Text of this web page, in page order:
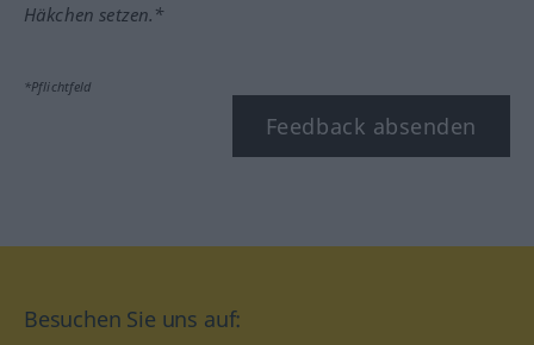
Häkchen setzen.*
*Pflichtfeld
Feedback absenden
Besuchen Sie uns auf: